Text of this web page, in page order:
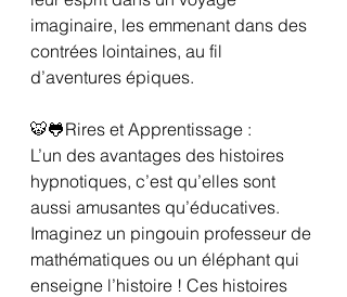
imaginaire, les emmenant dans des
contrées lointaines, au fil
d’aventures épiques.
🐯🐸Rires et Apprentissage :
L’un des avantages des histoires
hypnotiques, c’est qu’elles sont
aussi amusantes qu’éducatives.
Imaginez un pingouin professeur de
mathématiques ou un éléphant qui
enseigne l’histoire ! Ces histoires